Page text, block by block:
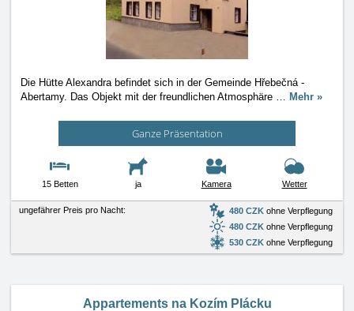
Die Hütte Alexandra befindet sich in der Gemeinde Hřebečná -
Abertamy. Das Objekt mit der freundlichen Atmosphäre … Mehr »
Ganze Präsentation
15 Betten ja Kamera Wetter
ungefährer Preis pro Nacht: 480 CZK ohne Verpflegung
480 CZK ohne Verpflegung
530 CZK ohne Verpflegung
Appartements na Kozím Plácku